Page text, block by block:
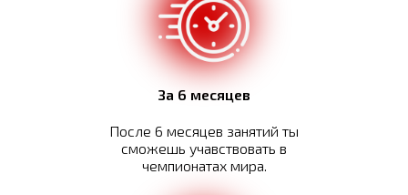
За 6 месяцев
После 6 месяцев занятий ты
сможешь учавствовать в
чемпионатах мира.